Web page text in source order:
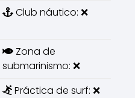
Club náutico: ❌
Zona de
submarinismo: ❌
Práctica de surf: ❌